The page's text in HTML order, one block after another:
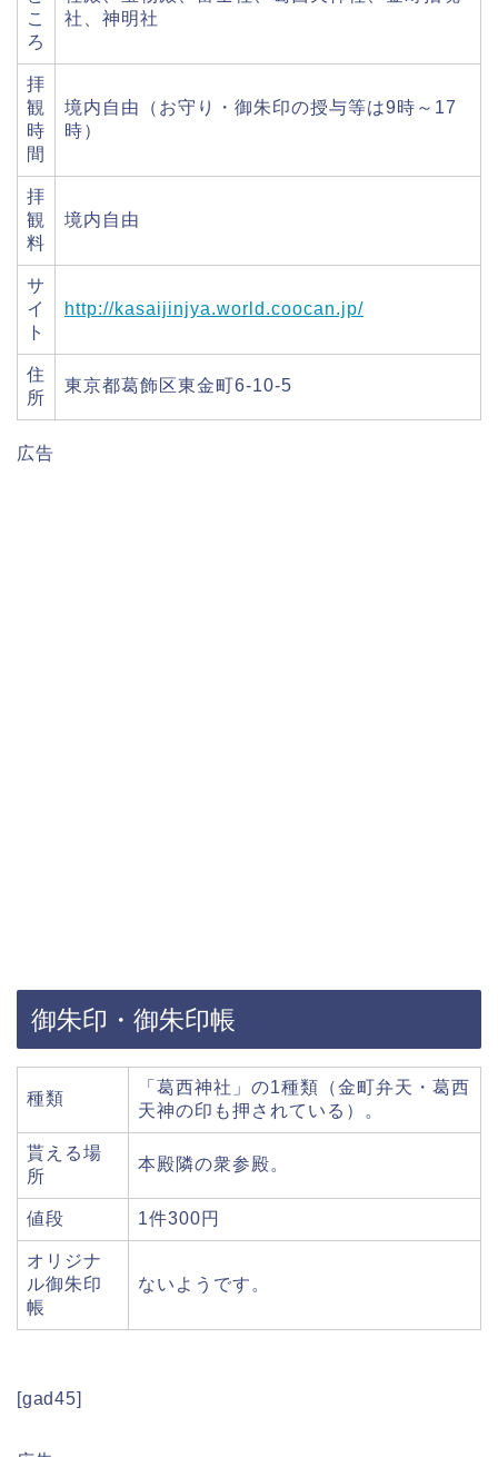
こ
ろ
社、神明社
拝
観
時
間
境内自由（お守り・御朱印の授与等は9時～17
時）
拝
観
料
境内自由
サ
イ
ト
http://kasaijinjya.world.coocan.jp/
住
所
東京都葛飾区東金町6-10-5
広告
御朱印・御朱印帳
種類
「葛西神社」の1種類（金町弁天・葛西
天神の印も押されている）。
貰える場
所
本殿隣の衆参殿。
値段 1件300円
オリジナ
ル御朱印
帳
ないようです。
[gad45]